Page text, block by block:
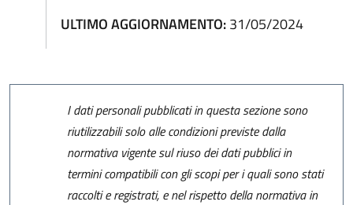
ULTIMO AGGIORNAMENTO:31/05/2024
I dati personali pubblicati in questa sezione sono
riutilizzabili solo alle condizioni previste dalla
normativa vigente sul riuso dei dati pubblici in
termini compatibili con gli scopi per i quali sono stati
raccolti e registrati, e nel rispetto della normativa in